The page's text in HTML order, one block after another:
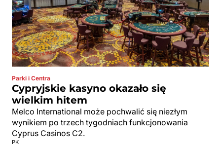
Parki i Centra
Cypryjskie kasyno okazało się
wielkim hitem
Melco International może pochwalić się niezłym
wynikiem po trzech tygodniach funkcjonowania
Cyprus Casinos C2.
PK